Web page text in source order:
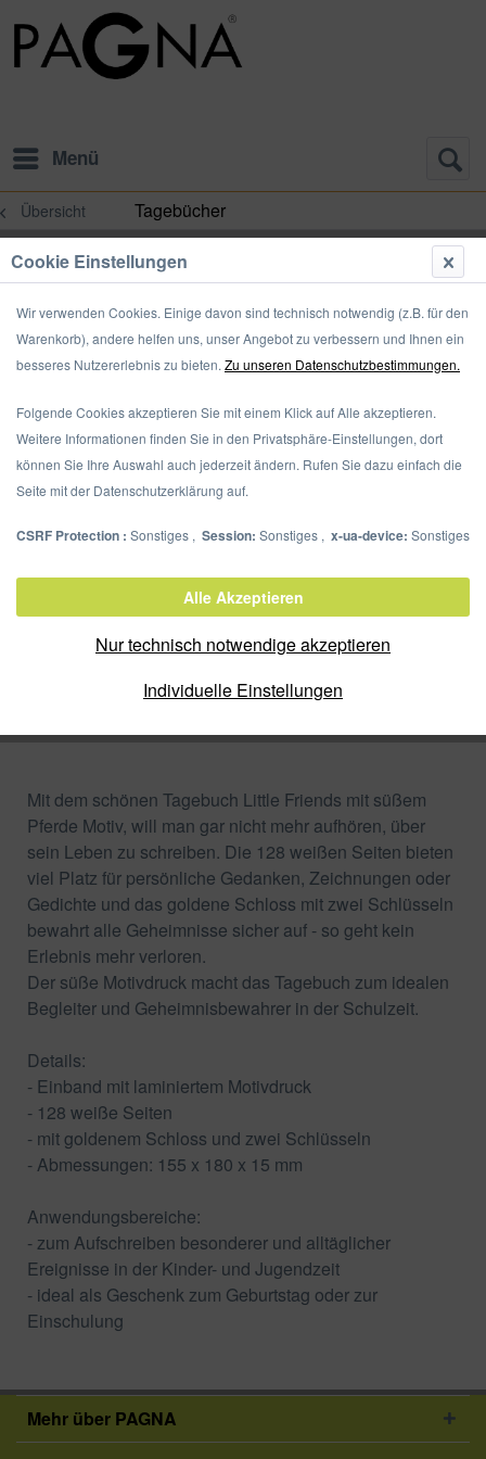
Menü
Übersicht Tagebücher
Tagebuch Little Friends
Artikel-Nr.:
20255-15
Verpackungseinheit:
Mit dem schönen Tagebuch Little Friends mit süßem
Pferde Motiv, will man gar nicht mehr aufhören, über
sein Leben zu schreiben. Die 128 weißen Seiten bieten
viel Platz für persönliche Gedanken, Zeichnungen oder
Gedichte und das goldene Schloss mit zwei Schlüsseln
bewahrt alle Geheimnisse sicher auf - so geht kein
Erlebnis mehr verloren.
Der süße Motivdruck macht das Tagebuch zum idealen
Begleiter und Geheimnisbewahrer in der Schulzeit.
Details:
- Einband mit laminiertem Motivdruck
- 128 weiße Seiten
- mit goldenem Schloss und zwei Schlüsseln
- Abmessungen: 155 x 180 x 15 mm
Anwendungsbereiche:
- zum Aufschreiben besonderer und alltäglicher
Ereignisse in der Kinder- und Jugendzeit
- ideal als Geschenk zum Geburtstag oder zur
Einschulung
Mehr über PAGNA
Cookie Einstellungen
Wir verwenden Cookies. Einige davon sind technisch notwendig (z.B. für den
Warenkorb), andere helfen uns, unser Angebot zu verbessern und Ihnen ein
besseres Nutzererlebnis zu bieten. Zu unseren Datenschutzbestimmungen.
Folgende Cookies akzeptieren Sie mit einem Klick auf Alle akzeptieren.
Weitere Informationen finden Sie in den Privatsphäre-Einstellungen, dort
können Sie Ihre Auswahl auch jederzeit ändern. Rufen Sie dazu einfach die
Seite mit der Datenschutzerklärung auf.
CSRF Protection : Sonstiges , Session: Sonstiges , x-ua-device: Sonstiges
Individuelle Einstellungen
Nur technisch notwendige akzeptieren
Alle Akzeptieren